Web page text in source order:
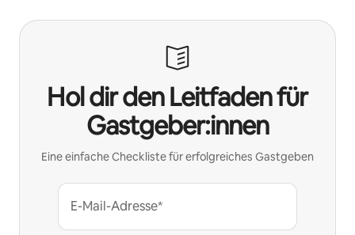
Hol dir den Leitfaden für
Gastgeber:innen
Eine einfache Checkliste für erfolgreiches Gastgeben
E-Mail-Adresse*